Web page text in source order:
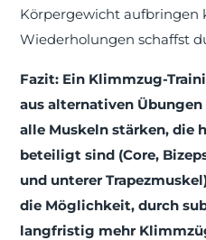
Körpergewicht aufbringen
Wiederholungen schaffst
Fazit: Ein Klimmzug-
aus alternativen
alle Muskeln stärken, die
beteiligt sind (Core,
und unterer
die Möglichkeit, durch
langfristig mehr